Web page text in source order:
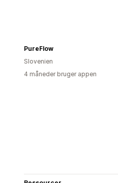
PureFlow
Slovenien
4 måneder bruger appen